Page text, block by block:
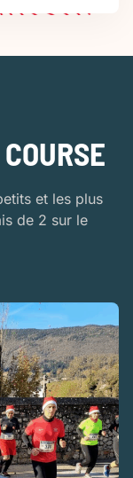
et les plus
de 2 sur le